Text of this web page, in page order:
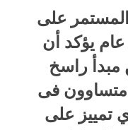
على
يؤكد أن
راسخ
فى
تمييز على